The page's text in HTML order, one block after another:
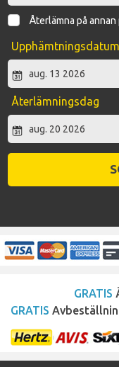
Återlämna på annan
Upphämtningsdatum
Återlämningsdag
GRATIS
GRATIS